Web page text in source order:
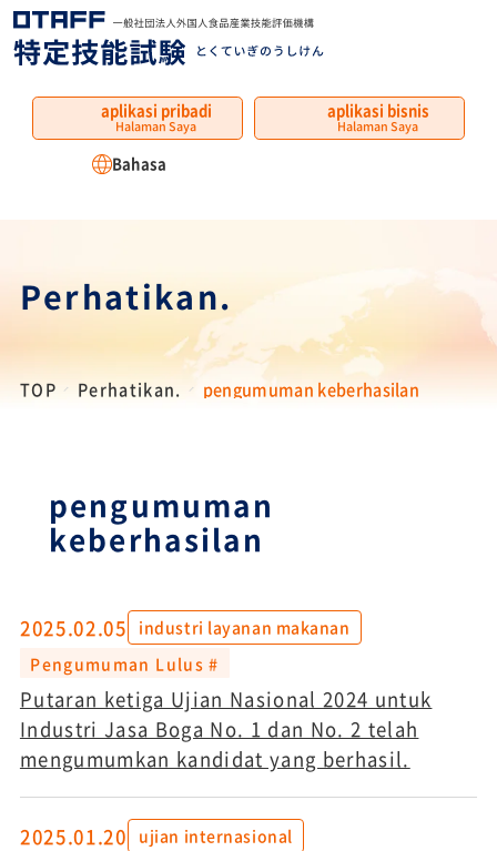
aplikasi pribadi
Halaman Saya
aplikasi bisnis
Halaman Saya
Bahasa
Perhatikan.
TOP Perhatikan. pengumuman keberhasilan
pengumuman
keberhasilan
2025.02.05
industri layanan makanan
Pengumuman Lulus #
Putaran ketiga Ujian Nasional 2024 untuk
Industri Jasa Boga No. 1 dan No. 2 telah
mengumumkan kandidat yang berhasil.
2025.01.20
ujian internasional